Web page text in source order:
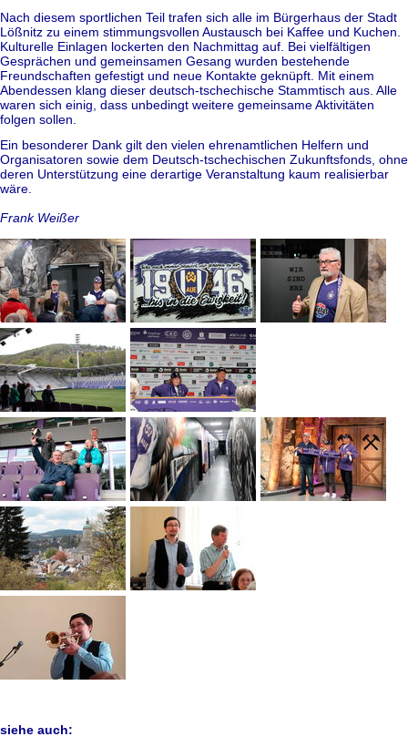
Nach diesem sportlichen Teil trafen sich alle im Bürgerhaus der Stadt
Lößnitz zu einem stimmungsvollen Austausch bei Kaffee und Kuchen.
Kulturelle Einlagen lockerten den Nachmittag auf. Bei vielfältigen
Gesprächen und gemeinsamen Gesang wurden bestehende
Freundschaften gefestigt und neue Kontakte geknüpft. Mit einem
Abendessen klang dieser deutsch-tschechische Stammtisch aus. Alle
waren sich einig, dass unbedingt weitere gemeinsame Aktivitäten
folgen sollen.
Ein besonderer Dank gilt den vielen ehrenamtlichen Helfern und
Organisatoren sowie dem Deutsch-tschechischen Zukunftsfonds, ohne
deren Unterstützung eine derartige Veranstaltung kaum realisierbar
wäre.
Frank Weißer
siehe auch: